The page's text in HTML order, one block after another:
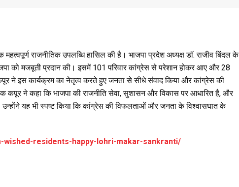
महत्वपूर्ण राजनीतिक उपलब्धि हासिल की है। भाजपा प्रदेश अध्यक्ष डॉ. राजीव बिंदल के
को मजबूती प्रदान की। इसमें 101 परिवार कांग्रेस से परेशान होकर आए और 28
ने इस कार्यक्रम का नेतृत्व करते हुए जनता से सीधे संवाद किया और कांग्रेस की
कपूर ने कहा कि भाजपा की राजनीति सेवा, सुशासन और विकास पर आधारित है, और
यह भी स्पष्ट किया कि कांग्रेस की विफलताओं और जनता के विश्वासघात के
residents-happy-lohri-makar-sankranti/